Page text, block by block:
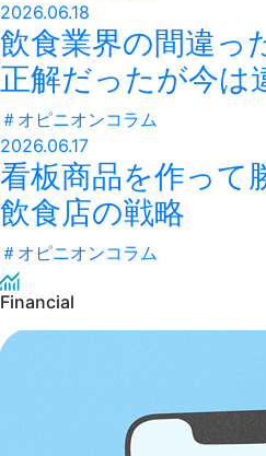
2026.06.18
飲食業界の間違っ
正解だったが今は
＃ オピニオンコラム
2026.06.17
看板商品を作って
飲食店の戦略
＃ オピニオンコラム
Financial